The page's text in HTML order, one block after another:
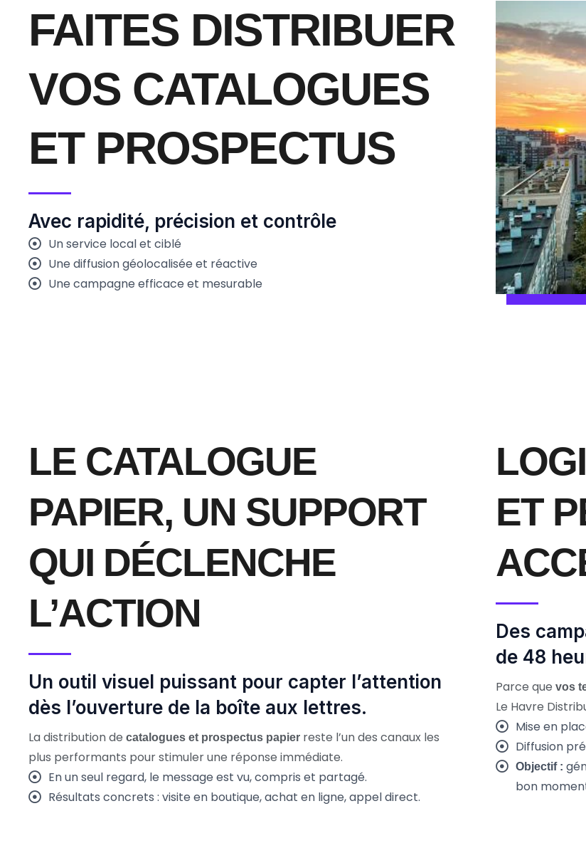
FAITES DISTRIBUER
VOS CATALOGUES
ET PROSPECTUS
Avec rapidité, précision et contrôle
Un service local et ciblé
Une diffusion géolocalisée et réactive
Une campagne efficace et mesurable
LE CATALOGUE
PAPIER, UN SUPPORT
QUI DÉCLENCHE
L’ACTION
Un outil visuel puissant pour capter l’attention
dès l’ouverture de la boîte aux lettres.
La distribution de catalogues et prospectus papier reste l’un des canaux les
plus performants pour stimuler une réponse immédiate.
En un seul regard, le message est vu, compris et partagé.
Résultats concrets : visite en boutique, achat en ligne, appel direct.
ET
Des
de 48
Parce que vos
Le Havre
Mise en
Diffusion
Objectif :
bon